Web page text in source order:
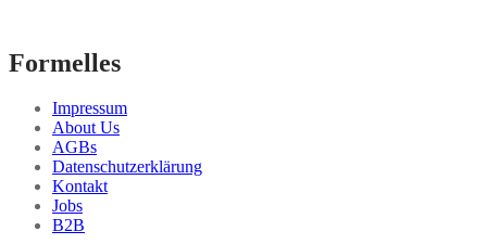
Formelles
Impressum
About Us
AGBs
Datenschutzerklärung
Kontakt
Jobs
B2B